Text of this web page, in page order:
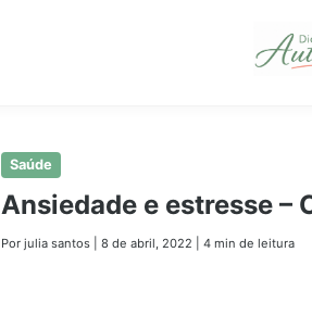
Saúde
Ansiedade e estresse –
Por julia santos 8 de abril, 2022 4 min de leitura